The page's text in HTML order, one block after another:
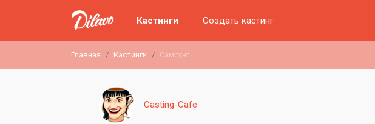
Кастинги Создать кастинг
Главная Кастинги Самсунг
Casting-Cafe